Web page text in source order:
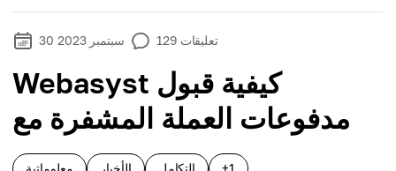
30 سبتمبر 2023 129 تعليقات
Webasyst كيفية قبول
مدفوعات العملة المشفرة مع
معلوماتية الأخبار التكامل +1